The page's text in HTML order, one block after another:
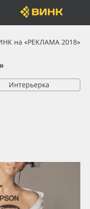
на «РЕКЛАМА 2018»
Интерьерка